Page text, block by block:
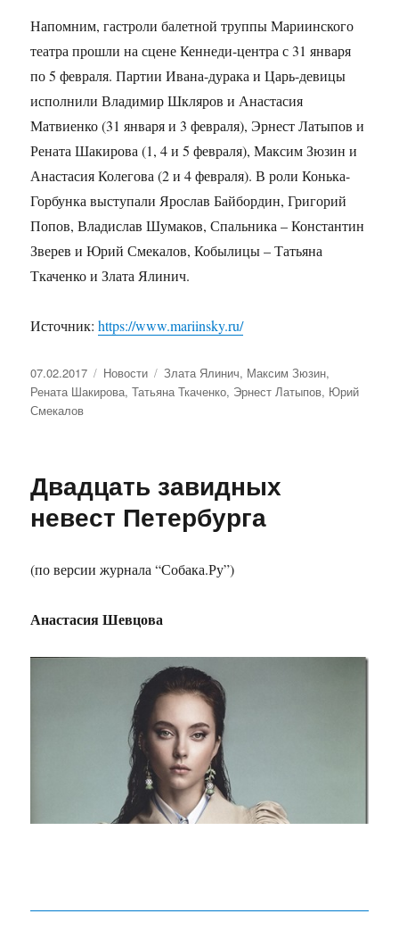
Напомним, гастроли балетной труппы Мариинского
театра прошли на сцене Кеннеди-центра с 31 января
по 5 февраля. Партии Ивана-дурака и Царь-девицы
исполнили Владимир Шкляров и Анастасия
Матвиенко (31 января и 3 февраля), Эрнест Латыпов и
Рената Шакирова (1, 4 и 5 февраля), Максим Зюзин и
Анастасия Колегова (2 и 4 февраля). В роли Конька-
Горбунка выступали Ярослав Байбордин, Григорий
Попов, Владислав Шумаков, Спальника – Константин
Зверев и Юрий Смекалов, Кобылицы – Татьяна
Ткаченко и Злата Ялинич.
Источник:https://www.mariinsky.ru/
Опубликовано
07.02.2017 Рубрики
Новости Метки
Злата Ялинич, Максим Зюзин,
Рената Шакирова,Татьяна Ткаченко, Эрнест Латыпов, Юрий
Смекалов
Двадцать завидных
невест Петербурга
(по версии журнала “Собака.Ру”)
Анастасия Шевцова